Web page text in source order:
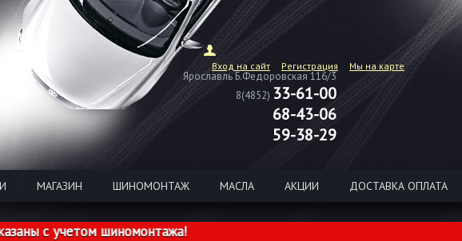
Вход на сайт Регистрация Мы на карте
Ярославль Б.Федоровская 116/3
8(4852) 33-61-00
68-43-06
59-38-29
МАГАЗИН ШИНОМОНТАЖ МАСЛА АКЦИИ ДОСТАВКА ОПЛАТА
с учетом шиномонтажа!